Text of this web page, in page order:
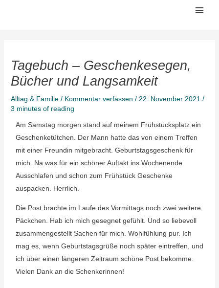
Tagebuch – Geschenkesegen,
Bücher und Langsamkeit
Alltag & Familie/ Kommentar verfassen / 22. November 2021 /
3 minutes of reading
Am Samstag morgen stand auf meinem Frühstücksplatz ein
Geschenketütchen. Der Mann hatte das von einem Treffen
mit einer Freundin mitgebracht. Geburtstagsgeschenk für
mich. Na was für ein schöner Auftakt ins Wochenende.
Ausschlafen und schon zum Frühstück Geschenke
auspacken. Herrlich.
Die Post brachte im Laufe des Vormittags noch zwei weitere
Päckchen. Hab ich mich gesegnet gefühlt. Und so liebevoll
zusammengestellt Sachen für mich. Wohlfühlung pur. Ich
mag es, wenn Geburtstagsgrüße noch später eintreffen, und
ich über einen längeren Zeitraum schöne Post bekomme.
Vielen Dank an die Schenkerinnen!